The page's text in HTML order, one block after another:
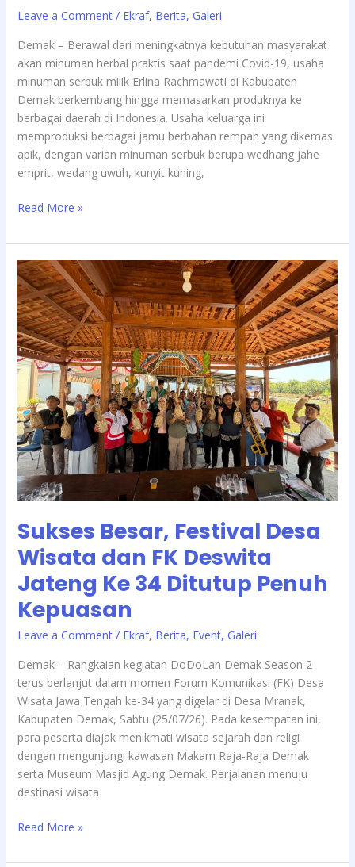
Leave a Comment / Ekraf, Berita, Galeri
Demak – Berawal dari meningkatnya kebutuhan masyarakat
akan minuman herbal praktis saat pandemi Covid-19, usaha
minuman serbuk milik Erlina Rachmawati di Kabupaten
Demak berkembang hingga memasarkan produknya ke
berbagai daerah di Indonesia. Usaha keluarga ini
memproduksi berbagai jamu berbahan rempah yang dikemas
apik, dengan varian minuman serbuk berupa wedhang jahe
emprit, wedang uwuh, kunyit kuning,
Read More »
Sukses Besar, Festival Desa
Wisata dan FK Deswita
Jateng Ke 34 Ditutup Penuh
Kepuasan
Leave a Comment / Ekraf, Berita, Event, Galeri
Demak – Rangkaian kegiatan DoDoLan Demak Season 2
terus berlanjut dalam momen Forum Komunikasi (FK) Desa
Wisata Jawa Tengah ke-34 yang digelar di Desa Mranak,
Kabupaten Demak, Sabtu (25/07/26). Pada kesempatan ini,
para peserta diajak menikmati wisata sejarah dan religi
dengan mengunjungi kawasan Makam Raja-Raja Demak
serta Museum Masjid Agung Demak. Perjalanan menuju
destinasi wisata
Sukses
Besar,
Festival
Desa
Wisata
dan
FK
Deswita
Jateng
Ke
34
Ditutup
Penuh
Read More »